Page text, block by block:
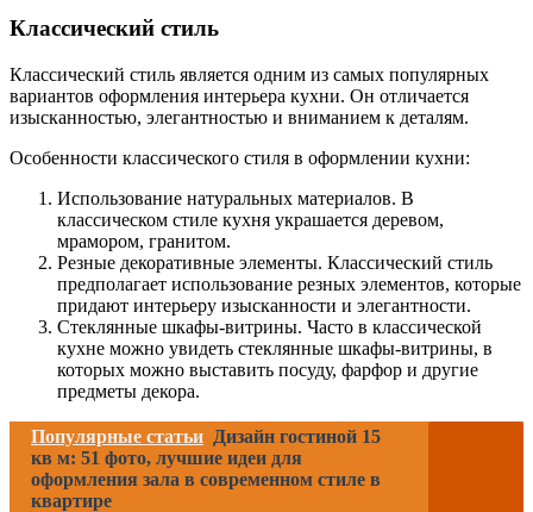
Классический стиль
Классический стиль является одним из самых популярных
вариантов оформления интерьера кухни. Он отличается
изысканностью, элегантностью и вниманием к деталям.
Особенности классического стиля в оформлении кухни:
Использование натуральных материалов. В
классическом стиле кухня украшается деревом,
мрамором, гранитом.
Резные декоративные элементы. Классический стиль
предполагает использование резных элементов, которые
придают интерьеру изысканности и элегантности.
Стеклянные шкафы-витрины. Часто в классической
кухне можно увидеть стеклянные шкафы-витрины, в
которых можно выставить посуду, фарфор и другие
предметы декора.
Популярные статьи Дизайн гостиной 15
кв м: 51 фото, лучшие идеи для
оформления зала в современном стиле в
квартире